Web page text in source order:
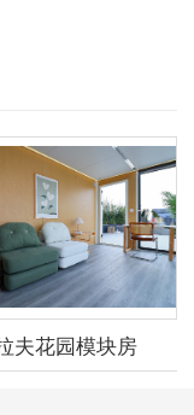
夫花园模块房